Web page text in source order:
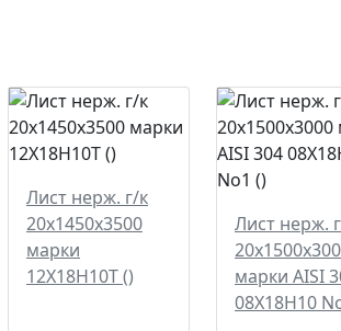
Лист нерж. г/к
20х1450х3500
марки
12Х18Н10Т ()
Лист нерж.
марки AISI
08Х18Н10